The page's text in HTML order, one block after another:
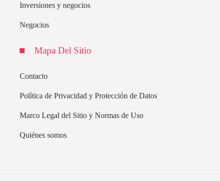
Inversiones y negocios
Negocios
Mapa Del Sitio
Contacto
Política de Privacidad y Protección de Datos
Marco Legal del Sitio y Normas de Uso
Quiénes somos